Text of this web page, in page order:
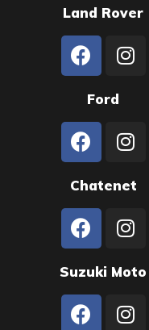
Land Rover
Ford
Chatenet
Suzuki Moto